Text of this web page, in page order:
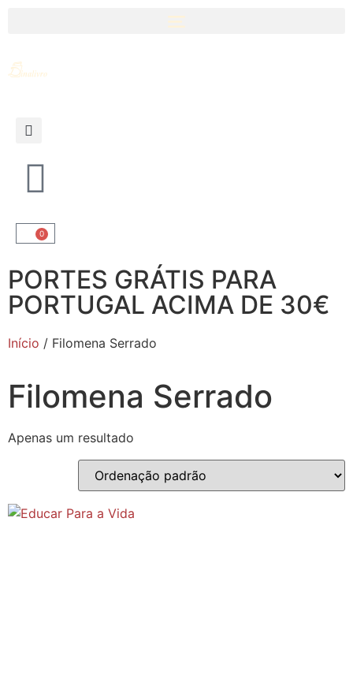
0
PORTES GRÁTIS PARA
PORTUGAL ACIMA DE 30€
Início / Filomena Serrado
Filomena Serrado
Apenas um resultado